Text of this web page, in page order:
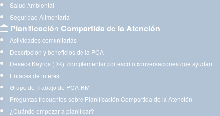
Salud Ambiental
Seguridad Alimentaria
Planificación Compartida de la Atención
Actividades comunitarias
Descripción y beneficios de la PCA
Deseos Kayrós (DK): complementar por escrito conversaciones que ayudan
Enlaces de interés
Grupo de Trabajo de PCA-RM
Preguntas frecuentes sobre Planificación Compartida de la Atención
¿Cuándo empezar a planificar?